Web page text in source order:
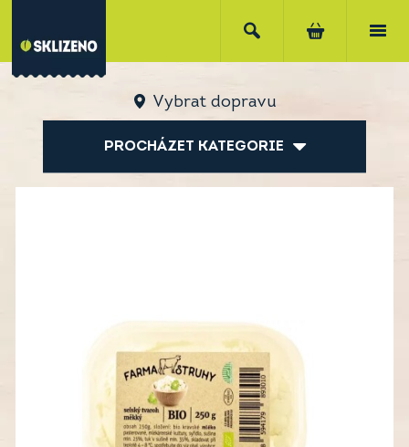
Vybrat dopravu
PROCHÁZET KATEGORIE